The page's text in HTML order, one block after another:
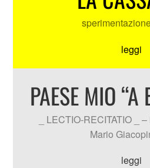
leggi
PAESE MIO “A
_ LECTIO-RECITATIO _
Mario
leggi